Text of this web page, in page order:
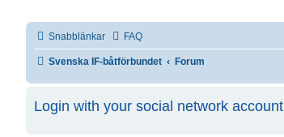
Snabblänkar FAQ
Svenska IF-båtförbundet Forum
Login with your social network account